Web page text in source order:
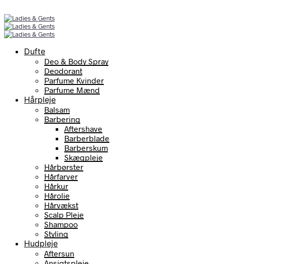
Dufte
Deo & Body Spray
Deodorant
Parfume Kvinder
Parfume Mænd
Hårpleje
Balsam
Barbering
Aftershave
Barberblade
Barberskum
Skægpleje
Hårbørster
Hårfarver
Hårkur
Hårolie
Hårvækst
Scalp Pleje
Shampoo
Styling
Hudpleje
Aftersun